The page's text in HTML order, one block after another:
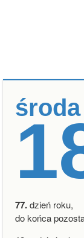
środa
77.dzień roku,
do końca